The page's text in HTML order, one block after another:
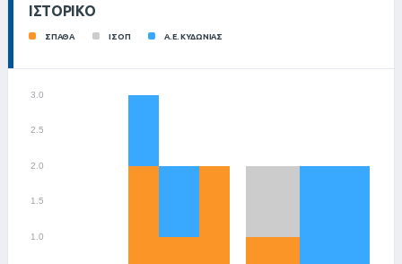
ΙΣΤΟΡΙΚΌ
ΣΠΑΘΑ ΙΣΟΠ Α.Ε. ΚΥΔΩΝΙΑΣ